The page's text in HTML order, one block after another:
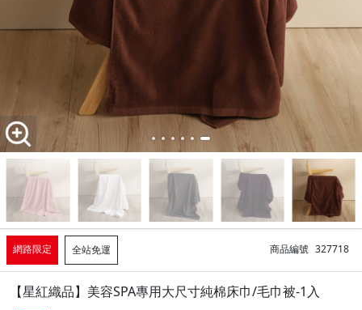
網路限定 全站免運 商品編號 327718
【星紅織品】美容SPA專用大尺寸純棉床巾/毛巾被-1入